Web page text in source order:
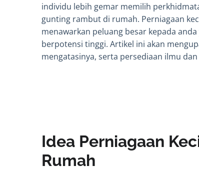
individu lebih gemar memilih
gunting rambut di rumah. Perniagaan
menawarkan peluang besar kepada
berpotensi tinggi. Artikel ini akan
mengatasinya, serta persediaan ilmu
Idea Perniagaan
Rumah